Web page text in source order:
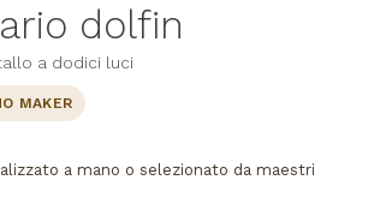
dolfin
a dodici luci
MAKER
a mano o selezionato da maestri